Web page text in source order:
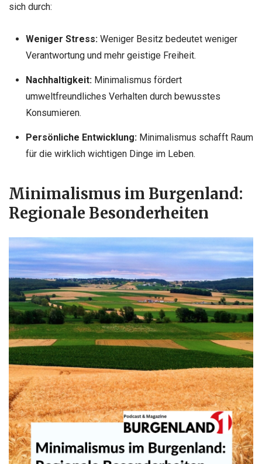
sich durch:
Weniger Stress:Weniger Besitz bedeutet weniger
Verantwortung und mehr geistige Freiheit.
Nachhaltigkeit:Minimalismus fördert
umweltfreundliches Verhalten durch bewusstes
Konsumieren.
Persönliche Entwicklung:Minimalismus schafft Raum
für die wirklich wichtigen Dinge im Leben.
Minimalismus im Burgenland:
Regionale Besonderheiten